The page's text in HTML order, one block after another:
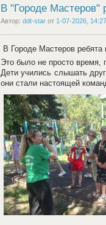
В "Городе Мастеров"
Автор: ddt-star от 1-07-2026, 14:27
В Городе Мастеров
Это было не просто время,
Дети учились слышать
они стали настоящей